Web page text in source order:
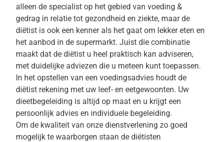
alleen de specialist op het gebied van voeding &
gedrag in relatie tot gezondheid en ziekte, maar de
diëtist is ook een kenner als het gaat om lekker eten en
het aanbod in de supermarkt. Juist die combinatie
maakt dat de diëtist u heel praktisch kan adviseren,
met duidelijke adviezen die u meteen kunt toepassen.
In het opstellen van een voedingsadvies houdt de
diëtist rekening met uw leef- en eetgewoonten. Uw
dieetbegeleiding is altijd op maat en u krijgt een
persoonlijk advies en individuele begeleiding.
Om de kwaliteit van onze dienstverlening zo goed
mogelijk te waarborgen staan de diëtisten